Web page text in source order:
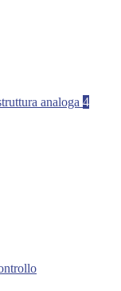
analoga 4